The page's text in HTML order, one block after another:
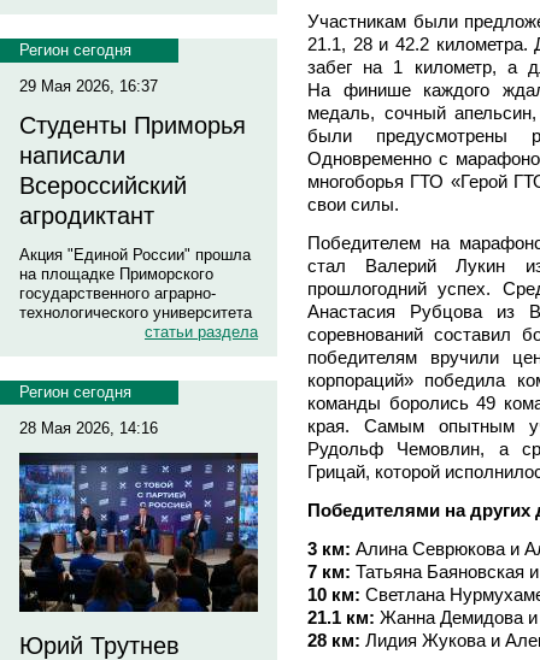
Регион сегодня
29 Мая 2026, 16:37
Студенты Приморья
написали
Всероссийский
агродиктант
Акция "Единой России" прошла
на площадке Приморского
государственного аграрно-
технологического университета
статьи раздела
Регион сегодня
28 Мая 2026, 14:16
Юрий Трутнев
Участникам были
21.1, 28 и 42.2
забег на 1 километр, а
На финише каждого
медаль, сочный
были предусмотрены
Одновременно с
многоборья ГТО «Герой
свои силы.
Победителем на
стал Валерий Лукин
прошлогодний успех.
Анастасия Рубцова из
соревнований составил
победителям вручили
корпораций» победила
команды боролись 49
края. Самым опытным
Рудольф Чемовлин, а
Грицай, которой
Победителями на других
3 км: Алина Севрюкова и
7 км: Татьяна Баяновская
10 км: Светлана
21.1 км: Жанна Демидова
28 км: Лидия Жукова и